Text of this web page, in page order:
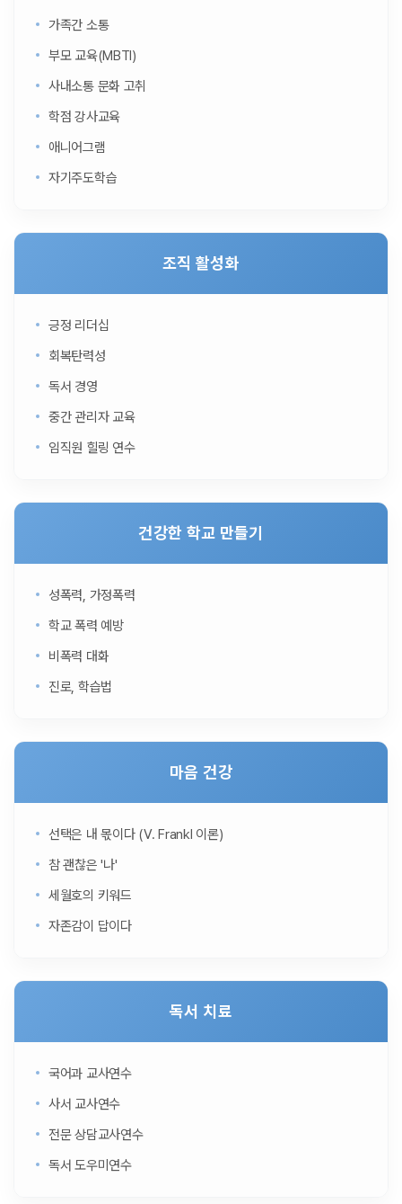
가족간 소통
부모 교육(MBTI)
사내소통 문화 고취
학점 강사교육
애니어그램
자기주도학습
조직 활성화
긍정 리더십
회복탄력성
독서 경영
중간 관리자 교육
임직원 힐링 연수
건강한 학교 만들기
성폭력, 가정폭력
학교 폭력 예방
비폭력 대화
진로, 학습법
마음 건강
선택은 내 몫이다 (V. Frankl 이론)
참 괜찮은 '나'
세월호의 키워드
자존감이 답이다
독서 치료
국어과 교사연수
사서 교사연수
전문 상담교사연수
독서 도우미연수